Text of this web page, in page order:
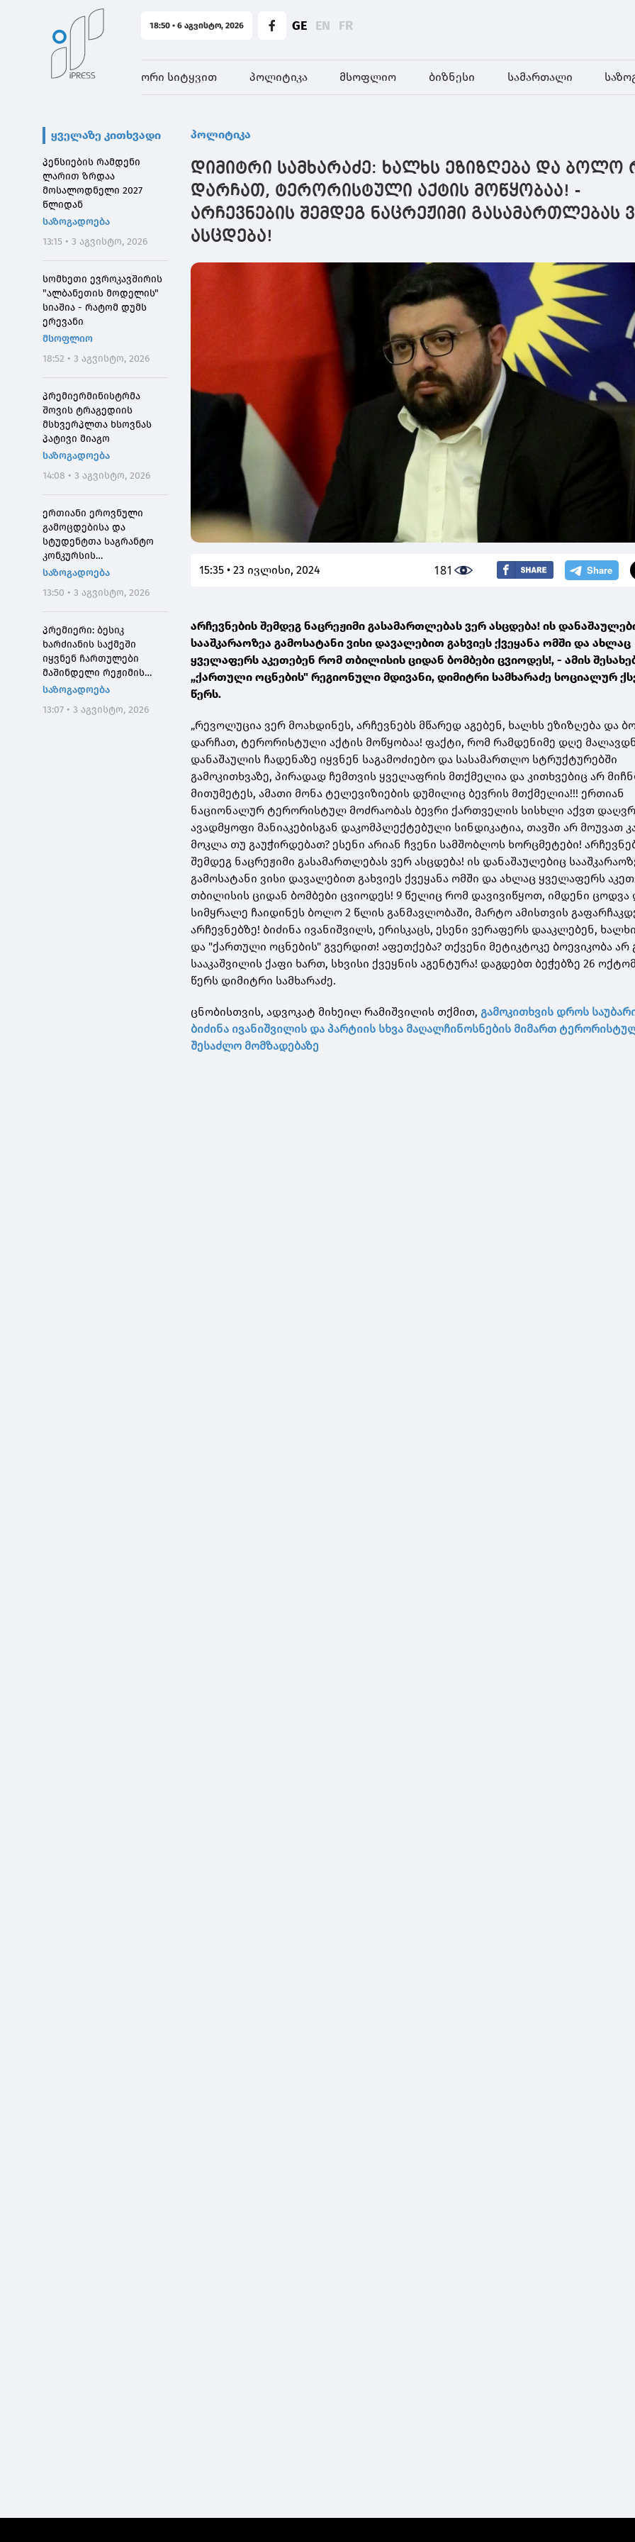
18:50 • 6 აგვისტო, 2026 GE EN FR
ორი სიტყვით პოლიტიკა მსოფლიო ბიზნესი სამართალი
ყველაზე კითხვადი
პენსიების რამდენი
ლარით ზრდაა
მოსალოდნელი 2027
წლიდან
საზოგადოება
13:15 • 3 აგვისტო, 2026
სომხეთი ევროკავშირის
"ალბანეთის მოდელის"
სიაშია - რატომ დუმს
ერევანი
მსოფლიო
18:52 • 3 აგვისტო, 2026
პრემიერმინისტრმა
შოვის ტრაგედიის
მსხვერპლთა ხსოვნას
პატივი მიაგო
საზოგადოება
14:08 • 3 აგვისტო, 2026
ერთიანი ეროვნული
გამოცდებისა და
სტუდენტთა საგრანტო
კონკურსის
მონაწილეებისთვის
განაცხადების მიღება 4
აგვისტოს 10:00
საათიდან დაიწყება
საზოგადოება
13:50 • 3 აგვისტო, 2026
პრემიერი: ბესიკ
ხარძიანის საქმეში
იყვნენ ჩართულები
მაშინდელი რეჟიმის
მაღალჩინოსნები, ეს
შეგვახსენებს იმას, თუ
საზოგადოება
13:07 • 3 აგვისტო, 2026
პოლიტიკა
დიმიტრი სამხარაძე: ხალხს ეზიზღება და ბოლო
დარჩათ, ტერორისტული აქტის მოწყობაა! -
არჩევნების შემდეგ ნაცრეჟიმი გასამართლებას
ასცდება!
15:35 • 23 ივლისი, 2024 181
არჩევნების შემდეგ ნაცრეჟიმი გასამართლებას ვერ ასცდება! ის
სააშკარაოზეა გამოსატანი ვისი დავალებით გახვიეს ქვეყანა ომში და ახლაც
ყველაფერს აკეთებენ რომ თბილისის ციდან ბომბები ცვიოდეს!, - ამის
„ქართული ოცნების" რეგიონული მდივანი, დიმიტრი სამხარაძე სოციალურ
წერს.
„რევოლუცია ვერ მოახდინეს, არჩევნებს მწარედ აგებენ, ხალხს ეზიზღება და
დარჩათ, ტერორისტული აქტის მოწყობაა! ფაქტი, რომ რამდენიმე დღე
დანაშაულის ჩადენაზე იყვნენ საგამოძიებო და სასამართლო სტრუქტურებში
გამოკითხვაზე, პირადად ჩემთვის ყველაფრის მთქმელია და კითხვებიც არ
მითუმეტეს, ამათი მონა ტელევიზიების დუმილიც ბევრის მთქმელია!!! ერთიან
ნაციონალურ ტერორისტულ მოძრაობას ბევრი ქართველის სისხლი აქვთ
ავადმყოფი მანიაკებისგან დაკომპლექტებული სინდიკატია, თავში არ მოუვათ
მოკლა თუ გაუჭირდებათ? ესენი არიან ჩვენი სამშობლოს ხორცმეტები!
შემდეგ ნაცრეჟიმი გასამართლებას ვერ ასცდება! ის დანაშაულებიც
გამოსატანი ვისი დავალებით გახვიეს ქვეყანა ომში და ახლაც ყველაფერს
თბილისის ციდან ბომბები ცვიოდეს! 9 წელიც რომ დავივიწყოთ, იმდენი ცოდვა
სიმყრალე ჩაიდინეს ბოლო 2 წლის განმავლობაში, მარტო ამისთვის
არჩევნებზე! ბიძინა ივანიშვილს, ერისკაცს, ესენი ვერაფერს დააკლებენ,
და "ქართული ოცნების" გვერდით! აფეთქება? თქვენი მეტიკტოკე ბოევიკობა არ
სააკაშვილის ქაფი ხართ, სხვისი ქვეყნის აგენტურა! დაგდებთ ბეჭებზე 26
წერს დიმიტრი სამხარაძე.
ცნობისთვის, ადვოკატ მიხეილ რამიშვილის თქმით, გამოკითხვის დროს
ბიძინა ივანიშვილის და პარტიის სხვა მაღალჩინოსნების მიმართ
შესაძლო მომზადებაზე